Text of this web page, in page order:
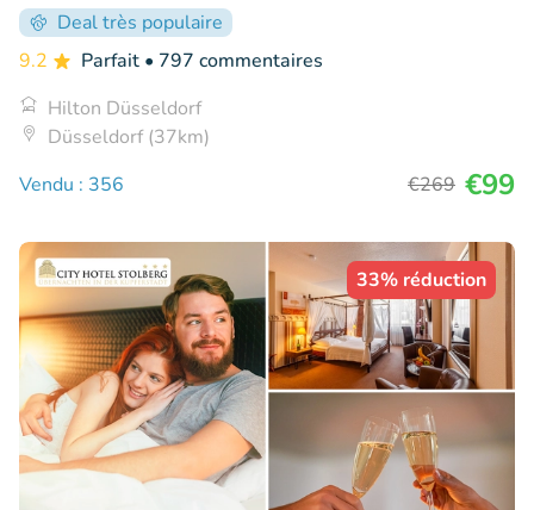
Deal très populaire
9.2
Parfait • 797 commentaires
Hilton Düsseldorf
Düsseldorf (37km)
Vendu : 356
€269 €99
33% réduction